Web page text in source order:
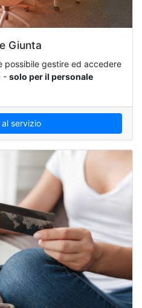
Giunta
possibile gestire ed accedere
- solo per il personale
servizio